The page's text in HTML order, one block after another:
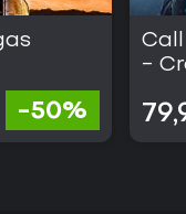
-50%
-